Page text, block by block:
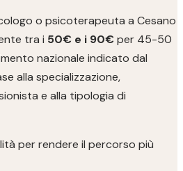
o psicoterapeuta a Cesano
tra i 50€ e i 90€ per 45-50
nazionale indicato dal
alla specializzazione,
e alla tipologia di
per rendere il percorso più